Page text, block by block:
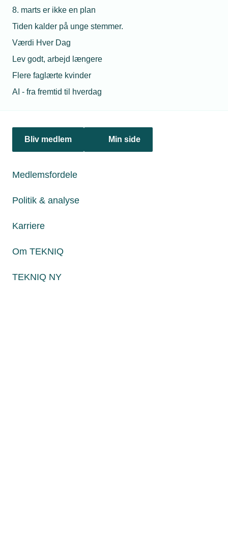
8. marts er ikke en plan
Tiden kalder på unge stemmer.
Værdi Hver Dag
Lev godt, arbejd længere
Flere faglærte kvinder
AI - fra fremtid til hverdag
Bliv medlem Min side
Medlemsfordele
Politik & analyse
Karriere
Om TEKNIQ
TEKNIQ NY
Politik & analyse
jura@tekniq.dk
tekniq@tekniq.dk
Fredag fra kl. 8:00 til 15:00
Paul Bergsøes Vej 6, 2600 Glostrup